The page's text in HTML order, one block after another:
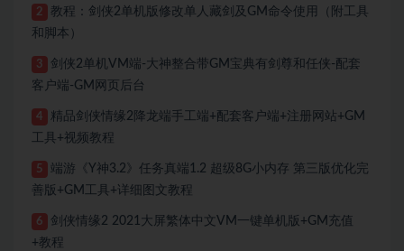
2
教程：剑侠2单机版修改单人藏剑及GM命令使用（附工具
和脚本）
3
剑侠2单机VM端-大神整合带GM宝典有剑尊和任侠-配套
客户端-GM网页后台
4
精品剑侠情缘2降龙端手工端+配套客户端+注册网站+GM
工具+视频教程
5
端游《Y神3.2》任务真端1.2 超级8G小内存 第三版优化完
善版+GM工具+详细图文教程
6
剑侠情缘2 2021大屏繁体中文VM一键单机版+GM充值
+教程